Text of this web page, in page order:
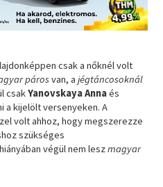
csak a nőknél volt
párosvan, ajégtáncosoknál
csakYanovskaya Annaés
a kijelölt versenyeken. A
volt ahhoz, hogy megszerezze
szükséges
végül nem leszmagyar